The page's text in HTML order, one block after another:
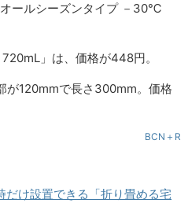
オールシーズンタイプ －30℃
」は、価格が448円。
が120mmで長さ300mm。価格
BCN＋R
だけ設置できる「折り畳める宅